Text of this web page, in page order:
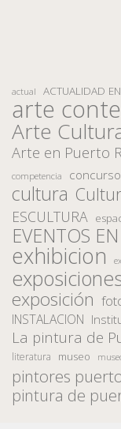
actual ACTUALIDAD
arte
Arte
Arte en Puerto
competencia concurso
cultura
ESCULTURA
EVENTOS
exhibicion
exposición
INSTALACION
La pintura de
literatura museo
pintores
pintura de